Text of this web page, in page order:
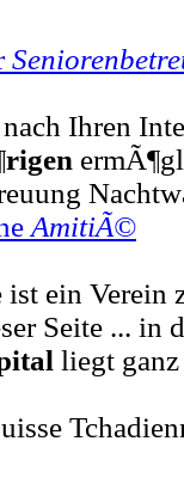
Ihren
rigen
AmitiÃ©
ein Verein
Seite ... in
liegt